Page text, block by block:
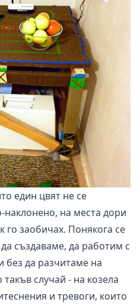
един цвят не се
наклонено, на места дори
заобичах. Понякога се
създаваме, да работим с
без да разчитаме на
случай - на козела
и тревоги, които